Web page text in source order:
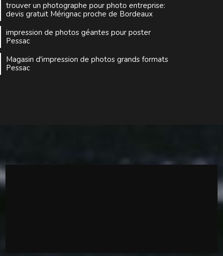
trouver un photographe pour photo entreprise:
devis gratuit Mérignac proche de Bordeaux
impression de photos géantes pour poster
Pessac
Magasin d'impression de photos grands formats
Pessac